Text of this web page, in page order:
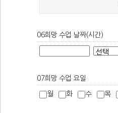
06희망 수업 날짜(시간)
07희망 수업 요일
월 화 수 목